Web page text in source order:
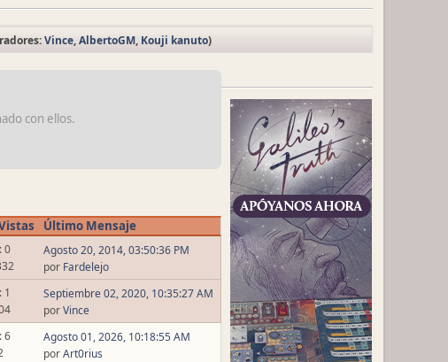
Vince,AlbertoGM, Kouji kanuto)
con ellos.
Último Mensaje
0
Agosto 20, 2014, 03:50:36 PM
por Fardelejo
1
Septiembre 02, 2020, 10:35:27 AM
porVince
6
Agosto 01, 2026, 10:18:55 AM
porArt0rius